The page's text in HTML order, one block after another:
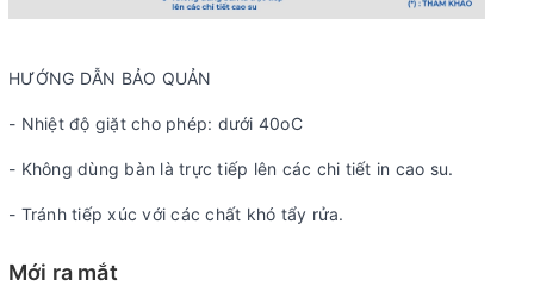
HƯỚNG DẪN BẢO QUẢN
- Nhiệt độ giặt cho phép: dưới 40oC
- Không dùng bàn là trực tiếp lên các chi tiết in cao su.
- Tránh tiếp xúc với các chất khó tẩy rửa.
Mới ra mắt